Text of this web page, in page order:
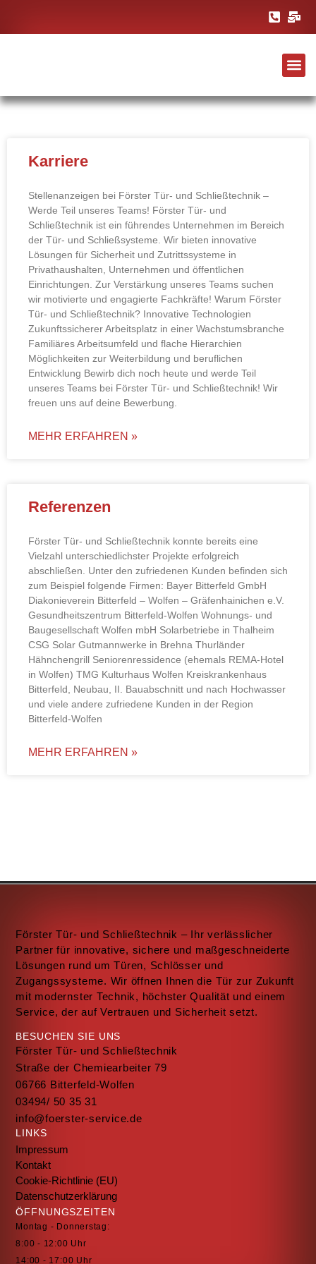
Karriere
Stellenanzeigen bei Förster Tür- und Schließtechnik –
Werde Teil unseres Teams! Förster Tür- und
Schließtechnik ist ein führendes Unternehmen im Bereich
der Tür- und Schließsysteme. Wir bieten innovative
Lösungen für Sicherheit und Zutrittssysteme in
Privathaushalten, Unternehmen und öffentlichen
Einrichtungen. Zur Verstärkung unseres Teams suchen
wir motivierte und engagierte Fachkräfte! Warum Förster
Tür- und Schließtechnik? Innovative Technologien
Zukunftssicherer Arbeitsplatz in einer Wachstumsbranche
Familiäres Arbeitsumfeld und flache Hierarchien
Möglichkeiten zur Weiterbildung und beruflichen
Entwicklung Bewirb dich noch heute und werde Teil
unseres Teams bei Förster Tür- und Schließtechnik! Wir
freuen uns auf deine Bewerbung.
MEHR ERFAHREN »
Referenzen
Förster Tür- und Schließtechnik konnte bereits eine
Vielzahl unterschiedlichster Projekte erfolgreich
abschließen. Unter den zufriedenen Kunden befinden sich
zum Beispiel folgende Firmen: Bayer Bitterfeld GmbH
Diakonieverein Bitterfeld – Wolfen – Gräfenhainichen e.V.
Gesundheitszentrum Bitterfeld-Wolfen Wohnungs- und
Baugesellschaft Wolfen mbH Solarbetriebe in Thalheim
CSG Solar Gutmannwerke in Brehna Thurländer
Hähnchengrill Seniorenressidence (ehemals REMA-Hotel
in Wolfen) TMG Kulturhaus Wolfen Kreiskrankenhaus
Bitterfeld, Neubau, II. Bauabschnitt und nach Hochwasser
und viele andere zufriedene Kunden in der Region
Bitterfeld-Wolfen
MEHR ERFAHREN »
Förster Tür- und Schließtechnik – Ihr verlässlicher
Partner für innovative, sichere und maßgeschneiderte
Lösungen rund um Türen, Schlösser und
Zugangssysteme. Wir öffnen Ihnen die Tür zur Zukunft
mit modernster Technik, höchster Qualität und einem
Service, der auf Vertrauen und Sicherheit setzt.
BESUCHEN SIE UNS
Förster Tür- und Schließtechnik
Straße der Chemiearbeiter 79
06766 Bitterfeld-Wolfen
03494/ 50 35 31
info@foerster-service.de
LINKS
Impressum
Kontakt
Cookie-Richtlinie (EU)
Datenschutzerklärung
ÖFFNUNGSZEITEN
Montag - Donnerstag:
8:00 - 12:00 Uhr
14:00 - 17:00 Uhr